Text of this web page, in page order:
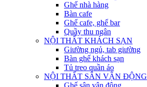
Ghế nhà hàng
Bàn cafe
Ghế cafe, ghế bar
Quầy thu ngân
NỘI THẤT KHÁCH SẠN
Giường ngủ, tab giường
Bàn ghế khách sạn
Tủ treo quần áo
NỘI THẤT SÂN VẬN ĐỘNG
Ghế sân vận động